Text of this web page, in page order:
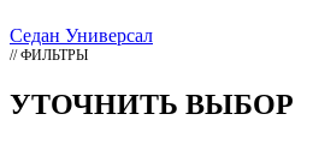
Седан Универсал
// ФИЛЬТРЫ
УТОЧНИТЬ ВЫБОР